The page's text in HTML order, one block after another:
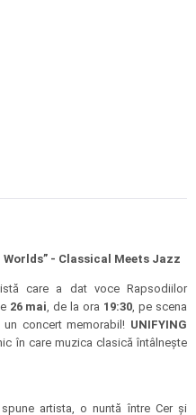
- Classical Meets Jazz
care a dat voce Rapsodiilor
26 mai, de la ora 19:30, pe scena
un concert memorabil! UNIFYING
în care muzica clasică întâlneşte
artista, o nuntă între Cer şi